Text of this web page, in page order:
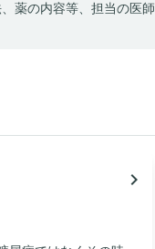
薬の内容等、担当の医師
navigate_next